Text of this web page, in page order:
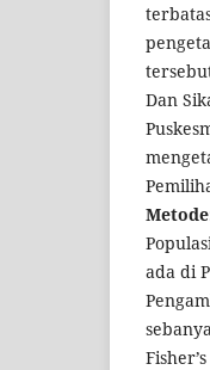
Dan
Metode
ada di